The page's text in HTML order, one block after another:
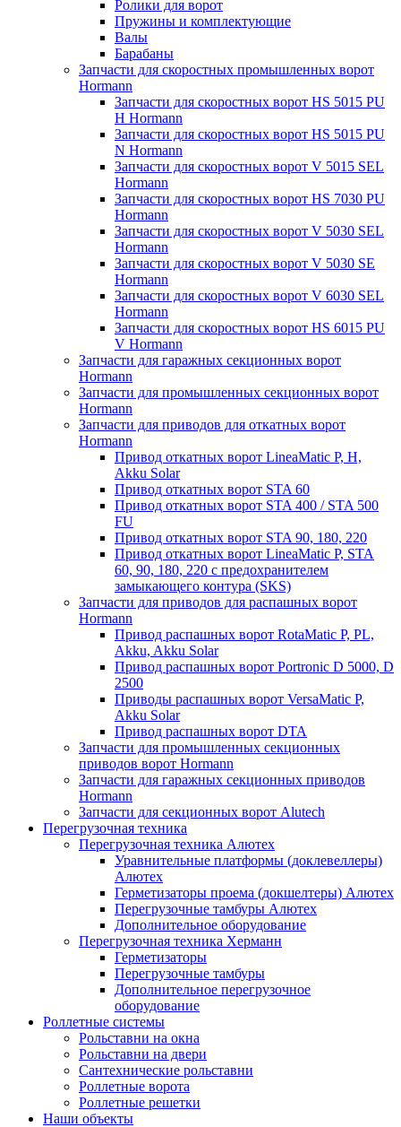
Ролики для ворот
Пружины и комплектующие
Валы
Барабаны
Запчасти для скоростных промышленных ворот
Hormann
Запчасти для скоростных ворот HS 5015 PU
H Hormann
Запчасти для скоростных ворот HS 5015 PU
N Hormann
Запчасти для скоростных ворот V 5015 SEL
Hormann
Запчасти для скоростных ворот HS 7030 PU
Hormann
Запчасти для скоростных ворот V 5030 SEL
Hormann
Запчасти для скоростных ворот V 5030 SE
Hormann
Запчасти для скоростных ворот V 6030 SEL
Hormann
Запчасти для скоростных ворот HS 6015 PU
V Hormann
Запчасти для гаражных секционных ворот
Hormann
Запчасти для промышленных секционных ворот
Hormann
Запчасти для приводов для откатных ворот
Hormann
Привод откатных ворот LineaMatic P, H,
Akku Solar
Привод откатных ворот STA 60
Привод откатных ворот STA 400 / STA 500
FU
Привод откатных ворот STA 90, 180, 220
Привод откатных ворот LineaMatic P, STA
60, 90, 180, 220 с предохранителем
замыкающего контура (SKS)
Запчасти для приводов для распашных ворот
Hormann
Привод распашных ворот RotaMatic P, PL,
Akku, Akku Solar
Привод распашных ворот Portronic D 5000, D
2500
Приводы распашных ворот VersaMatic P,
Akku Solar
Привод распашных ворот DTA
Запчасти для промышленных секционных
приводов ворот Hormann
Запчасти для гаражных секционных приводов
Hormann
Запчасти для секционных ворот Alutech
Перегрузочная техника
Перегрузочная техника Алютех
Уравнительные платформы (доклевеллеры)
Алютех
Герметизаторы проема (докшелтеры) Алютех
Перегрузочные тамбуры Алютех
Дополнительное оборудование
Перегрузочная техника Херманн
Герметизаторы
Перегрузочные тамбуры
Дополнительное перегрузочное
оборудование
Роллетные системы
Рольставни на окна
Рольставни на двери
Сантехнические рольставни
Роллетные ворота
Роллетные решетки
Наши объекты